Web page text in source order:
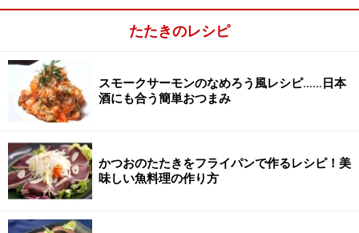
たたきのレシピ
スモークサーモンのなめろう風レシピ……日本
酒にも合う簡単おつまみ
かつおのたたきをフライパンで作るレシピ！美
味しい魚料理の作り方